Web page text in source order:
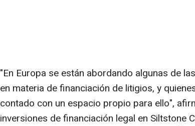
"En Europa se están abordando algunas de
en materia de financiación de litigios, y
contado con un espacio propio para ello",
inversiones de financiación legal en Siltstone